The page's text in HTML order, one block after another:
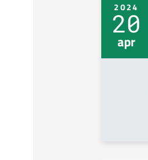
2024
20
apr